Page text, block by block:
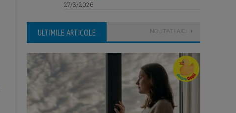
27/3/2026
ULTIMILE ARTICOLE NOUTATI AICI